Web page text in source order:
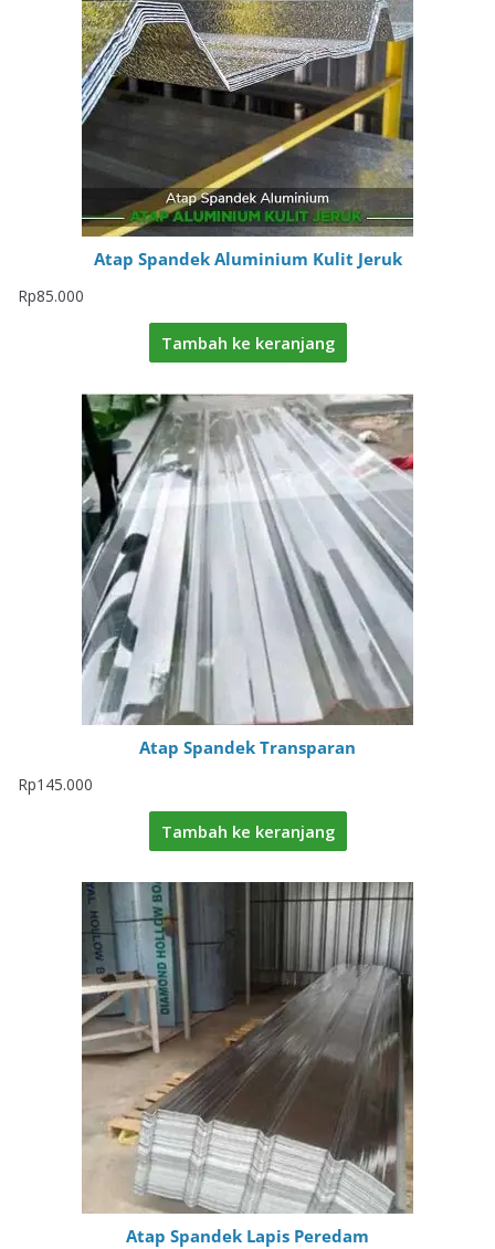
Atap Spandek Aluminium Kulit Jeruk
Rp85.000
Tambah ke keranjang
Atap Spandek Transparan
Rp145.000
Tambah ke keranjang
Atap Spandek Lapis Peredam